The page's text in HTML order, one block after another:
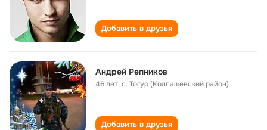
Добавить в друзья
Андрей Репников
46 лет,с. Тогур (Колпашевский район)
Добавить в друзья